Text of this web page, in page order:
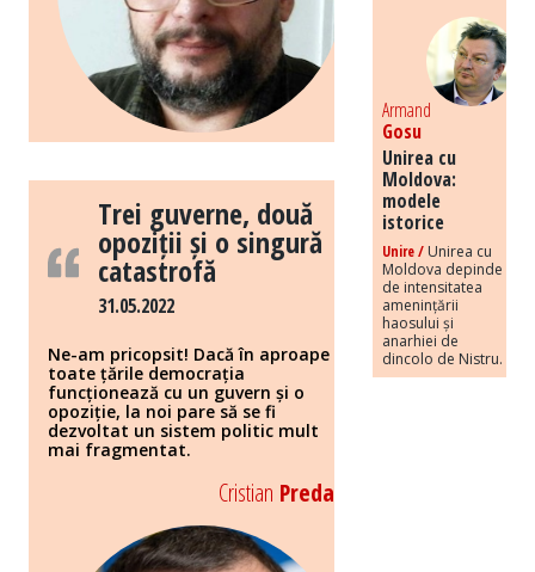
Trei guverne, două
opoziții și o singură
catastrofă
31.05.2022
Ne-am pricopsit! Dacă în aproape
toate țările democrația
funcționează cu un guvern și o
opoziție, la noi pare să se fi
dezvoltat un sistem politic mult
mai fragmentat.
Cristian Preda
Armand
Gosu
Unirea cu
Moldova:
modele
istorice
Unire / Unirea cu
Moldova depinde
de intensitatea
amenințării
haosului și
anarhiei de
dincolo de Nistru.